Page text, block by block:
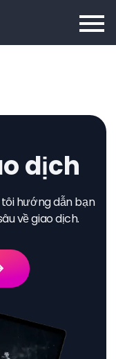
dịch
hướng dẫn bạn
về giao dịch.